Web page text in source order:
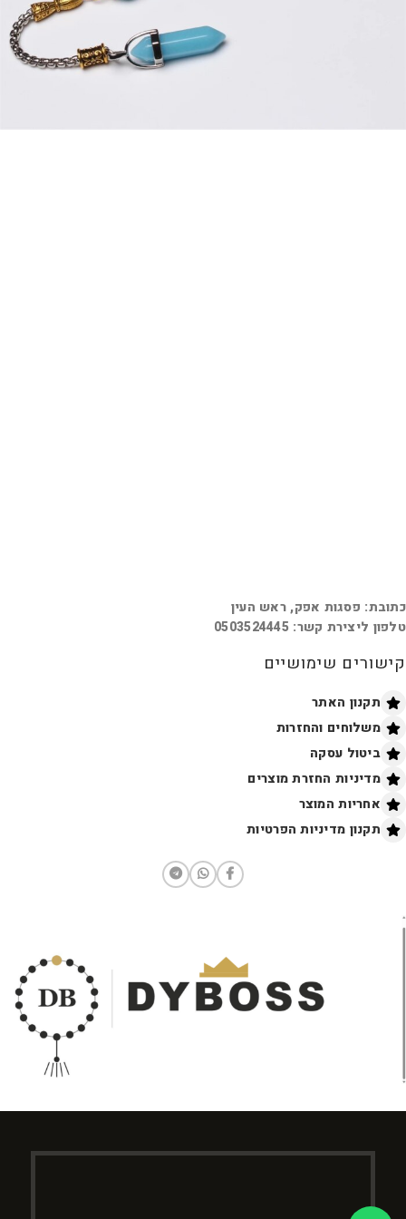
כתובת: פסגות אפק, ראש העין
טלפון ליצירת קשר: 0503524445
קישורים שימושיים
תקנון האתר
משלוחים והחזרות
ביטול עסקה
מדיניות החזרת מוצרים
אחריות המוצר
תקנון מדיניות הפרטיות